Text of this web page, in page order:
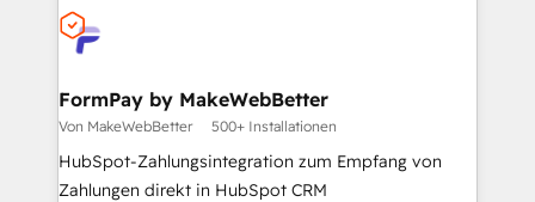
FormPay by MakeWebBetter
Von MakeWebBetter 500+ Installationen
HubSpot-Zahlungsintegration zum Empfang von
Zahlungen direkt in HubSpot CRM